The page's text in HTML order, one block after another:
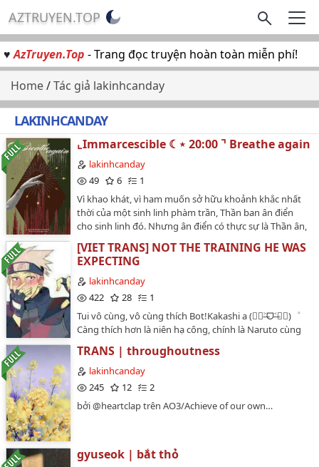
AZTRUYEN.TOP
♥AzTruyen.Top - Trang đọc truyện hoàn toàn miễn phí!
Home/Tác giả lakinhcanday
LAKINHCANDAY
⌞Immarcescible ☾⋆ 20:00 ⌝ Breathe again
lakinhcanday
49
6
1
Vì khao khát, vì ham muốn sở hữu khoảnh khắc nhất
thời của một sinh linh phàm trần, Thần ban ân điển
cho sinh linh đó. Nhưng ân điển có thực sự là Thần ân,
[VIET TRANS] NOT THE TRAINING HE WAS
EXPECTING
lakinhcanday
422
28
1
Tui vô cùng, vô cùng thích Bot!Kakashi a (๐॔˃̶ᗜ˂̶๐॓)゜
Càng thích hơn là niên hạ công, chính là Naruto cùng
đánh trúng tâm lý (khá là) biến thái của tui nữa a (*/ω
＼*)Viet trans đã có sự cho phép của tác giả gốc trên
AO3 @13lea do cô @vugianggiang nhắn tin xin
thao tác trên AO3 ( TДT)Tui ngoi lên đăng cái này cho
TRANS | throughoutness
lakinhcanday
245
12
2
bởi @heartclap trên AO3/Achieve of our own…
gyuseok | bắt thỏ